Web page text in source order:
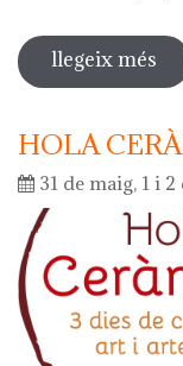
llegeix més
HOLA
31 de maig, 1 i